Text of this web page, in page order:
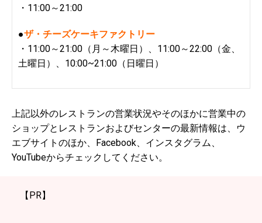
・11:00～21:00
●ザ・チーズケーキファクトリー
・11:00～21:00（月～木曜日）、11:00～22:00（金、
土曜日）、10:00~21:00（日曜日）
上記以外のレストランの営業状況やそのほかに営業中の
ショップとレストランおよびセンターの最新情報は、ウ
エブサイトのほか、Facebook、インスタグラム、
YouTubeからチェックしてください。
【PR】